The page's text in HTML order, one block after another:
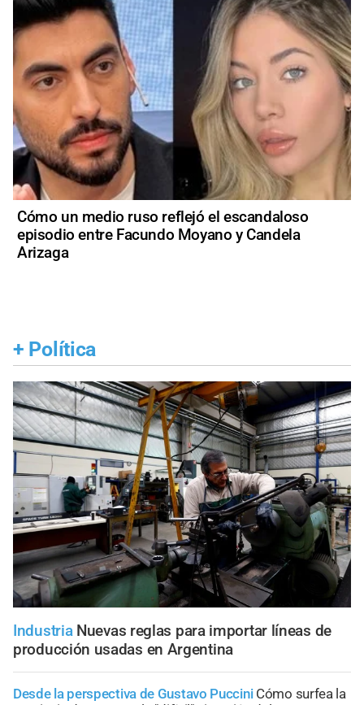
Cómo un medio ruso reflejó el escandaloso
episodio entre Facundo Moyano y Candela
Arizaga
+ Política
Industria Nuevas reglas para importar líneas de
producción usadas en Argentina
Desde la perspectiva de Gustavo Puccini Cómo surfea la